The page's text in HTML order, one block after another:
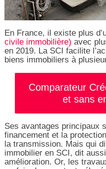
En France, il existe plus
civile immobilière) avec
en 2019. La SCI facilite
biens immobiliers à
Comparateur
et sans
Ses avantages principaux
financement et la
la transmission. Mais qui
immobilier en SCI, dit
amélioration. Or, les